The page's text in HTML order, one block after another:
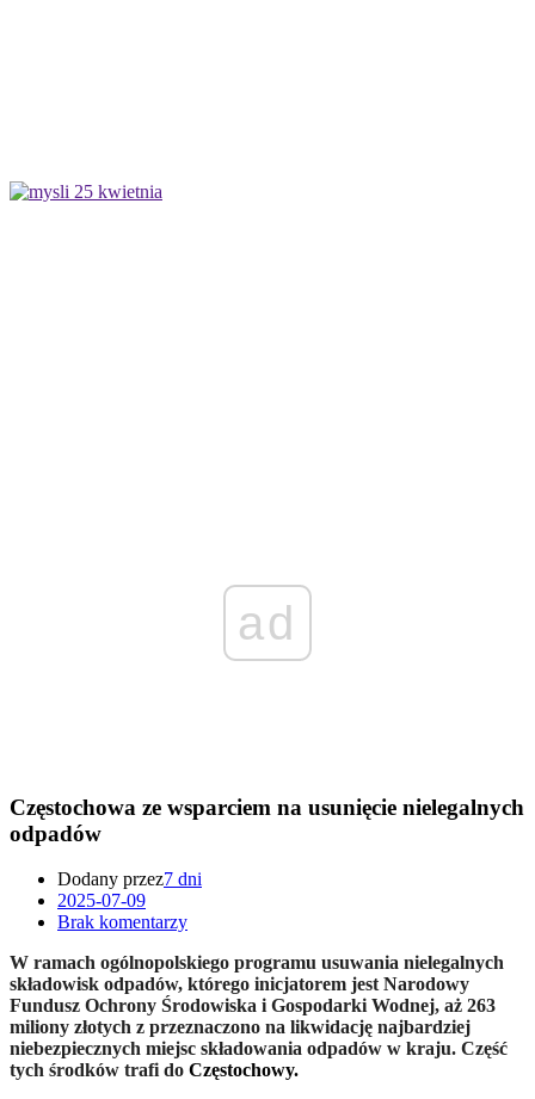
ad
Częstochowa ze wsparciem na usunięcie nielegalnych
odpadów
Dodany przez7 dni
2025-07-09
Brak komentarzy
W ramach ogólnopolskiego programu usuwania nielegalnych
składowisk odpadów, którego inicjatorem jest Narodowy
Fundusz Ochrony Środowiska i Gospodarki Wodnej, aż 263
miliony złotych z przeznaczono na likwidację najbardziej
niebezpiecznych miejsc składowania odpadów w kraju. Część
tych środków trafi do Częstochowy.